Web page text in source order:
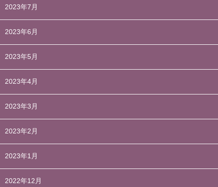
2023年7月
2023年6月
2023年5月
2023年4月
2023年3月
2023年2月
2023年1月
2022年12月